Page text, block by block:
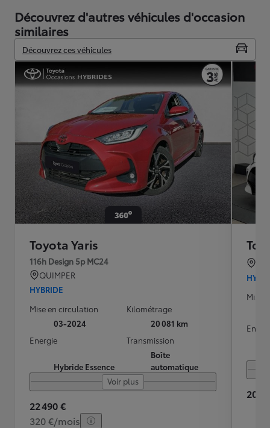
Découvrez d'autres véhicules d'occasion
similaires
Découvrez ces véhicules
Toyota Yaris
116h Design 5p MC24
QUIMPER
HYBRIDE
Mise en circulation
03-2024
Kilométrage
20 081 km
Energie
Hybride Essence
Transmission
Boîte
automatique
Voir plus
22 490 €
320 €/mois
Mise
20